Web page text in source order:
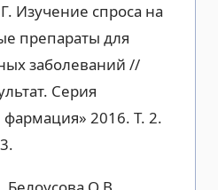
Изучение спроса на
препараты для
заболеваний //
Серия
2016. Т. 2.